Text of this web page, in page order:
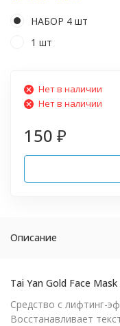
НАБОР 4 шт
1 шт
Нет в наличии
Нет в наличии
150 ₽
Описание
Tai Yan Gold Face Mask
Средство с лифтинг-
Восстанавливает